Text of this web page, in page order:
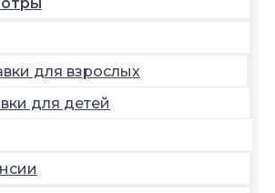
для взрослых
для детей